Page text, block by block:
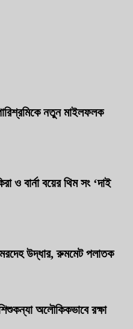
নতুন মাইলফলক
ও বার্না বয়ের থিম সং ‘দাই
উদ্ধার, রুমমেট পলাতক
অলৌকিকভাবে রক্ষা